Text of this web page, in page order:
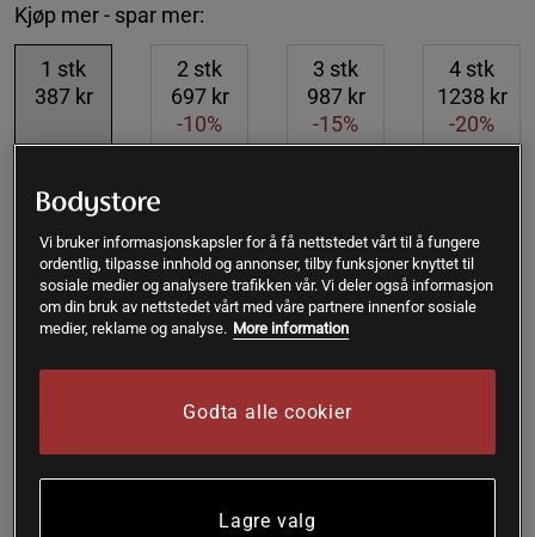
Kjøp mer - spar mer:
1 stk
387 kr
2 stk
697 kr
-10%
3 stk
987 kr
-15%
4 stk
1238 kr
-20%
Gratis frakt over 399 kr Gratis retur 14 dagers angrerett
SKU #A50952-4 | EAN7350012336448
vitaminer, hvorav spesielt utvalgte former for B6, B12 og
Les mer
Vi bruker informasjonskapsler for å få nettstedet vårt til å fungere
ordentlig, tilpasse innhold og annonser, tilby funksjoner knyttet til
sosiale medier og analysere trafikken vår. Vi deler også informasjon
om din bruk av nettstedet vårt med våre partnere innenfor sosiale
medier, reklame og analyse. More information
Godta alle cookier
Lagre valg